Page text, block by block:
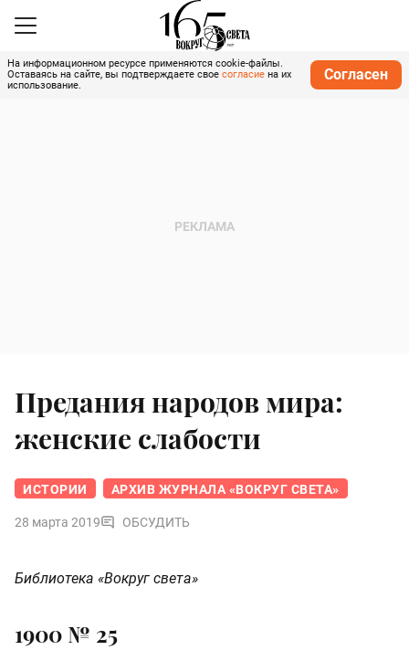
На информационном ресурсе применяются cookie-файлы.
Оставаясь на сайте, вы подтверждаете свое согласие на их
использование.
Согласен
Предания народов мира:
женские слабости
ИСТОРИИ АРХИВ ЖУРНАЛА «ВОКРУГ СВЕТА»
28 марта 2019 ОБСУДИТЬ
Библиотека «Вокруг света»
1900 № 25